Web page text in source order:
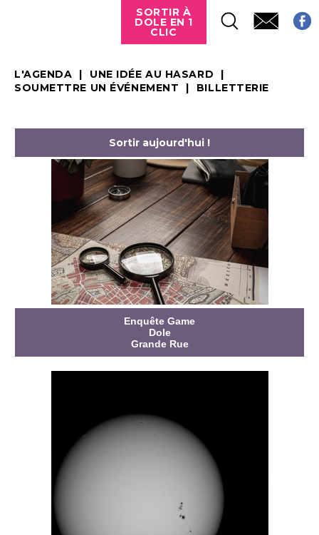
SORTIR À
DOLE EN 1
CLIC
L'AGENDA
UNE IDÉE AU HASARD
SOUMETTRE UN ÉVÉNEMENT
BILLETTERIE
Sortir aujourd'hui !
Enquête Game
Dole
Grande Rue